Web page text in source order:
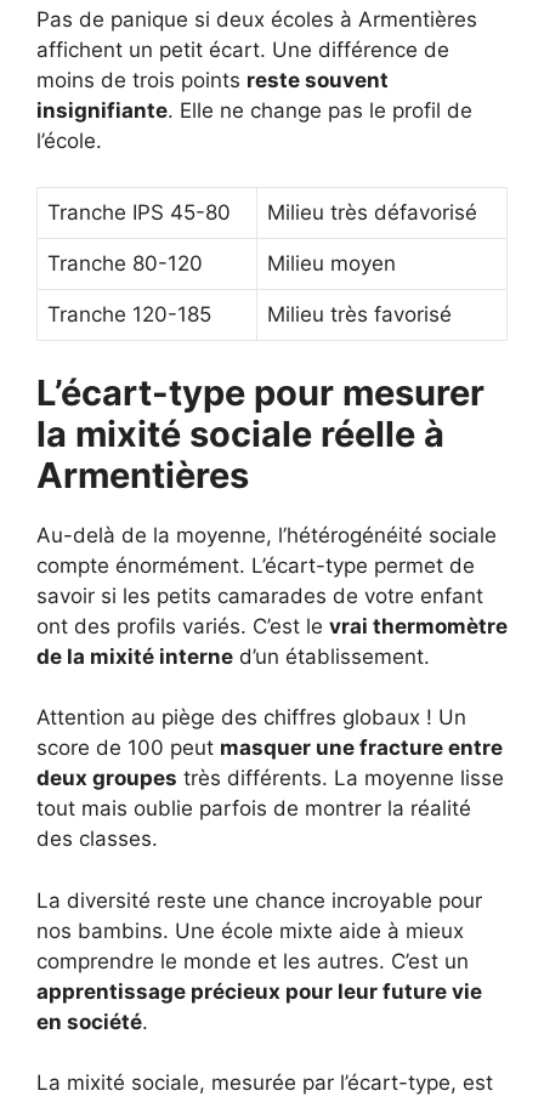
Pas de panique si deux écoles à Armentières
affichent un petit écart. Une différence de
moins de trois points reste souvent
insignifiante. Elle ne change pas le profil de
l’école.
Tranche IPS 45-80 Milieu très défavorisé
Tranche 80-120 Milieu moyen
Tranche 120-185 Milieu très favorisé
L’écart-type pour mesurer
la mixité sociale réelle à
Armentières
Au-delà de la moyenne, l’hétérogénéité sociale
compte énormément. L’écart-type permet de
savoir si les petits camarades de votre enfant
ont des profils variés. C’est le vrai thermomètre
de la mixité interne d’un établissement.
Attention au piège des chiffres globaux ! Un
score de 100 peut masquer une fracture entre
deux groupes très différents. La moyenne lisse
tout mais oublie parfois de montrer la réalité
des classes.
La diversité reste une chance incroyable pour
nos bambins. Une école mixte aide à mieux
comprendre le monde et les autres. C’est un
apprentissage précieux pour leur future vie
en société.
La mixité sociale, mesurée par l’écart-type, est